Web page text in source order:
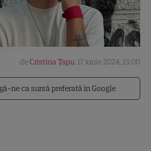
ne ca sursă preferată în Google
de Cristina Țapu, 17 iunie 2024, 15:00